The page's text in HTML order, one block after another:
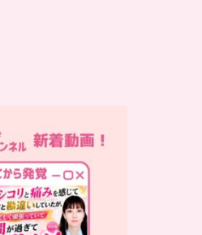
んチャンネル
動画
みを感じて...
0